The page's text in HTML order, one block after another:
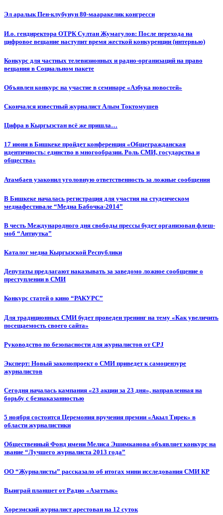
Эл аралык Пен-клубунун 80-мааракелик конгресси
И.о. гендиректора ОТРК Султан Жумагулов: После перехода на
цифровое вещание наступит время жесткой конкуренции (интервью)
Конкурс для частных телевизионных и радио-организаций на право
вещания в Социальном пакете
Объявлен конкурс на участие в семинаре «Азбука новостей»
Cкончался известный журналист Алым Токтомушев
Цифра в Кыргызстан всё же пришла…
17 июня в Бишкеке пройдет конференция «Общегражданская
идентичность: единство в многообразии. Роль СМИ, государства и
общества»
Атамбаев узаконил уголовную ответственность за ложные сообщения
В Бишкеке началась регистрация для участия на студенческом
медиафестивале “Медиа Бабочка-2014”
В честь Международного дня свободы прессы будет организован флеш-
моб “Антиутка”
Каталог медиа Кыргызской Республики
Депутаты предлагают наказывать за заведомо ложное сообщение о
преступлении в СМИ
Конкурс статей о кино “РАКУРС”
Для традиционных СМИ будет проведен тренинг на тему «Как увеличить
посещаемость своего сайта»
Руководство по безопасности для журналистов от CPJ
Эксперт: Новый законопроект о СМИ приведет к самоцензуре
журналистов
Сегодня началась кампания «23 акции за 23 дня», направленная на
борьбу с безнаказанностью
5 ноября состоится Церемония вручения премии «Акыл Тирек» в
области журналистики
Общественный Фонд имени Мелиса Эшимканова объявляет конкурс на
звание “Лучшего журналиста 2013 года”
ОО “Журналисты” рассказало об итогах мини исследования СМИ КР
Выиграй планшет от Радио «Азаттык»
Хорезмский журналист арестован на 12 суток